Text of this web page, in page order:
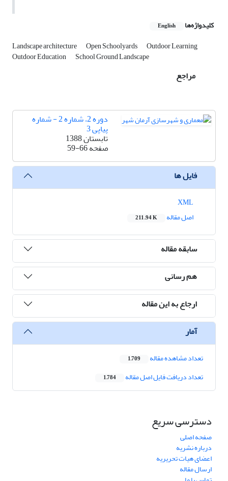
کلیدواژه‌ها English
Landscape architecture Open Schoolyards Outdoor Learning
Outdoor Education School Ground Landscape
مراجع
دوره 2، شماره 2 - شماره
پیاپی 3
تابستان 1388
صفحه59-66
فایل ها
اصل مقاله
211.94 K
سابقه مقاله
هم رسانی
ارجاع به این مقاله
آمار
تعداد مشاهده مقاله 1,709
تعداد دریافت فایل اصل مقاله 1,784
دسترسی سریع
صفحه اصلی
درباره نشریه
اعضای هیات تحریریه
ارسال مقاله